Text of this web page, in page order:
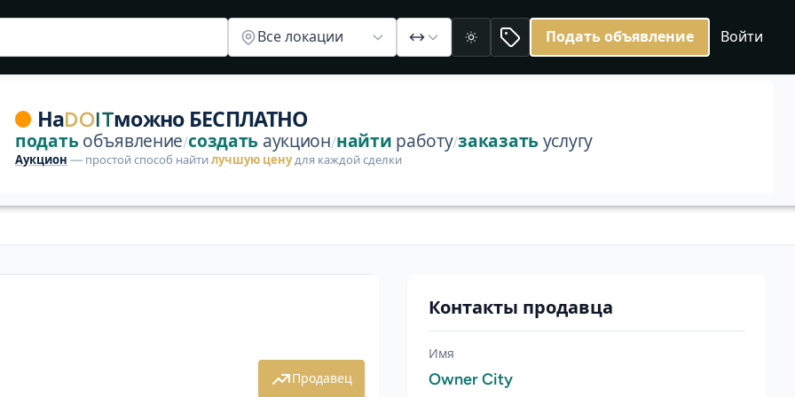
в использовании 1-им ребёнком с момента покупки.
Все локации
Светлая Подать объявление Войти
НаDOITможно БЕСПЛАТНО
подать объявление/создать аукцион/найти работу/заказать услугу
Аукцион — простой способ найти лучшую ценудля каждой сделки
1 / 2
Продавец
Контакты продавца
Имя
Owner City